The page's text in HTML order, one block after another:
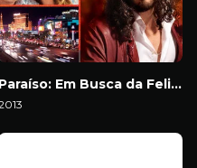
Paraíso: Em Busca da Felicidade